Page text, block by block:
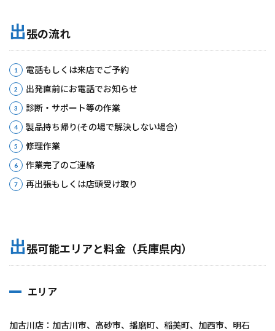
出張の流れ
電話もしくは来店でご予約
出発直前にお電話でお知らせ
診断・サポート等の作業
製品持ち帰り(その場で解決しない場合）
修理作業
作業完了のご連絡
再出張もしくは店頭受け取り
出張可能エリアと料金（兵庫県内）
エリア
加古川店：加古川市、高砂市、播磨町、稲美町、加西市、明石